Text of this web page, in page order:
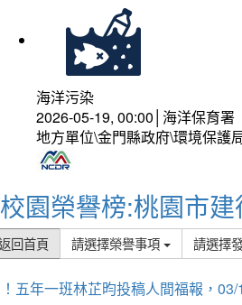
海洋污染
2026-05-19, 00:00│海洋保育署
地方單位\金門縣政府\環境保護
校園榮譽榜:桃園市
回首頁 請選擇榮譽事項 請選擇
五年一班林芷昀投稿人間福報，